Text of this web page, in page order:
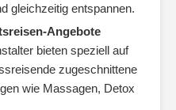
gleichzeitig entspannen.
Angebote
bieten speziell auf
zugeschnittene
wie Massagen, Detox